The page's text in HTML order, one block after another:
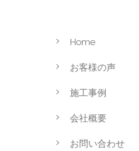
Home
お客様の声
施工事例
会社概要
お問い合わせ